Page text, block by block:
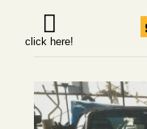
click here!